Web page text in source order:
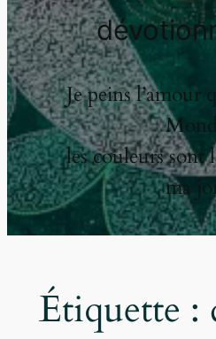
Je peins l’amour
les couleurs sont
ma
Étiquette :